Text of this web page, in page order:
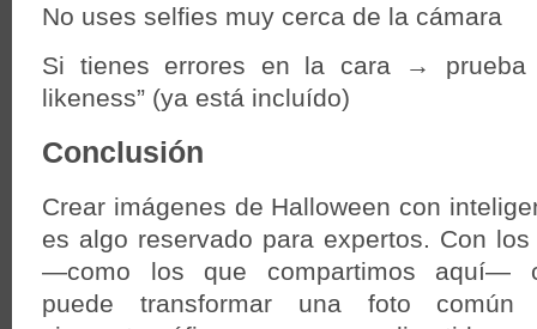
No uses selfies muy cerca de la cámara
Si tienes errores en la cara → prueba
likeness” (ya está incluído)
Conclusión
Crear imágenes de Halloween con
es algo reservado para expertos. Con
—como los que compartimos aquí—
puede transformar una foto